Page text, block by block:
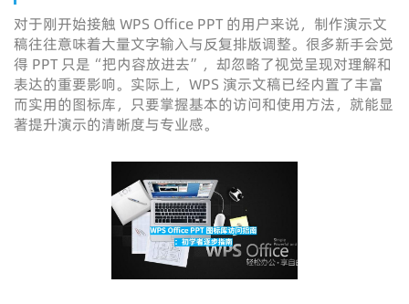
对于刚开始接触 WPS Office PPT 的用户来说，制作演示文
稿往往意味着大量文字输入与反复排版调整。很多新手会觉
得 PPT 只是“把内容放进去”，却忽略了视觉呈现对理解和
表达的重要影响。实际上，WPS 演示文稿已经内置了丰富
而实用的图标库，只要掌握基本的访问和使用方法，就能显
著提升演示的清晰度与专业感。